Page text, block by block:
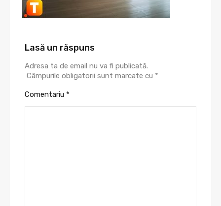
Lasă un răspuns
Adresa ta de email nu va fi publicată.
Câmpurile obligatorii sunt marcate cu *
Comentariu *